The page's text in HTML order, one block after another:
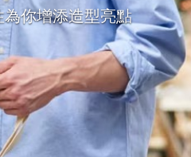
你增添造型亮點